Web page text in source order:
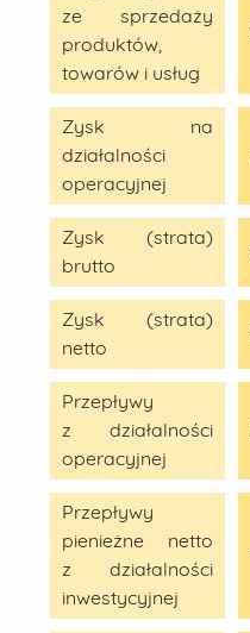
ze sprzedaży
produktów,
towarów i usług
Zysk na
działalności
operacyjnej
Zysk (strata)
brutto
Zysk (strata)
netto
Przepływy
z działalności
operacyjnej
Przepływy
pienieżne netto
z działalności
inwestycyjnej